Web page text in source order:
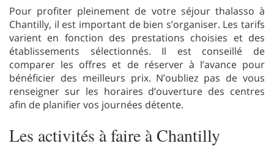
Pour profiter pleinement de votre séjour thalasso à
Chantilly, il est important de bien s’organiser. Les tarifs
varient en fonction des prestations choisies et des
établissements sélectionnés. Il est conseillé de
comparer les offres et de réserver à l’avance pour
bénéficier des meilleurs prix. N’oubliez pas de vous
renseigner sur les horaires d’ouverture des centres
afin de planifier vos journées détente.
Les activités à faire à Chantilly